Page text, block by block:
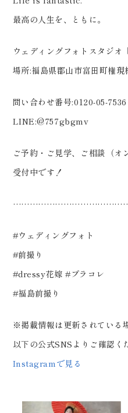
最高の人生を、ともに。
ウェディングフォトスタジオ
場所:福島県郡山市富田町権現
問い合わせ番号:0120-05-7536
LINE:@757gbgmv
ご予約・ご見学、ご相談（オ
受付中です！
#ウェディングフォト
#前撮り
#dressy花嫁 #プラコレ
#福島前撮り
※掲載情報は更新されている
以下の公式SNSよりご確認く
Instagramで見る